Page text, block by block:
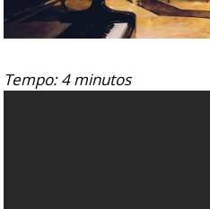
Tempo: 4 minutos